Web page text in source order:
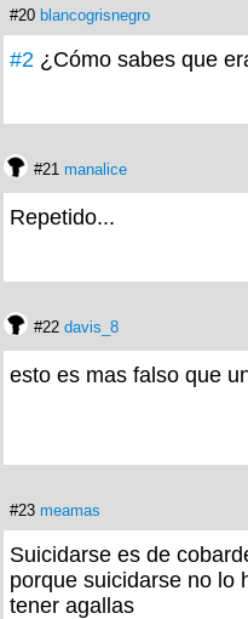
#20 blancogrisnegro
#2 ¿Cómo sabes que
#21 manalice
Repetido...
#22 davis_8
esto es mas falso que
#23 meamas
Suicidarse es de
porque suicidarse no lo
tener agallas